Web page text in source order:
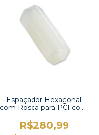
Espaçador Hexagonal
com Rosca para PCI com
R$280,99